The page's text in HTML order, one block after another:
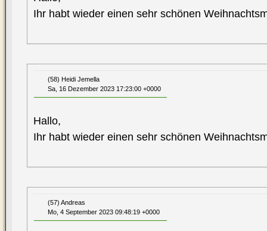
Ihr habt wieder einen sehr schönen
(58) Heidi Jemella
Sa, 16 Dezember 2023 17:23:00 +0000
Hallo,
Ihr habt wieder einen sehr schönen
(57) Andreas
Mo, 4 September 2023 09:48:19 +0000